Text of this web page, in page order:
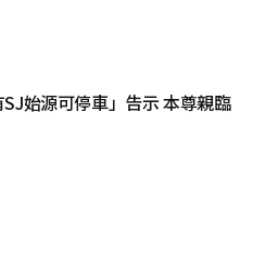
始源可停車」告示 本尊親臨